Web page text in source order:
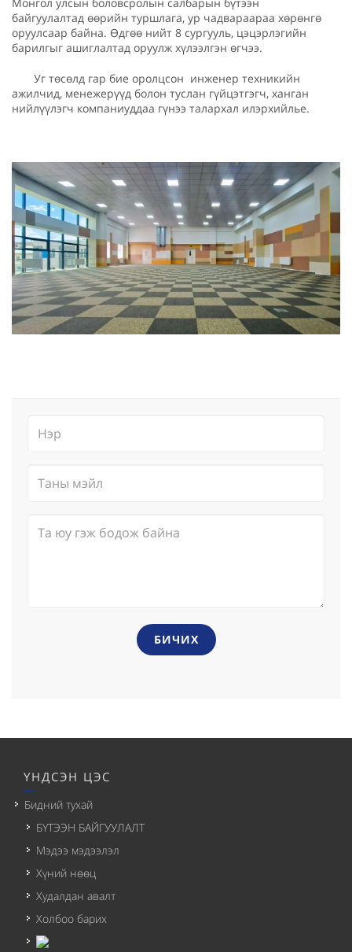
Монгол улсын боловсролын салбарын бүтээн
байгуулалтад өөрийн туршлага, ур чадвараараа хөрөнгө
оруулсаар байна. Өдгөө нийт 8 сургууль, цэцэрлэгийн
барилгыг ашиглалтад оруулж хүлээлгэн өгчээ.
Уг төсөлд гар бие оролцсон инженер техникийн
ажилчид, менежерүүд болон туслан гүйцэтгэгч, ханган
нийлүүлэгч компаниуддаа гүнээ талархал илэрхийлье.
БИЧИХ
ҮНДСЭН ЦЭС
Бидний тухай
БҮТЭЭН БАЙГУУЛАЛТ
Мэдээ мэдээлэл
Хүний нөөц
Худалдан авалт
Холбоо барих